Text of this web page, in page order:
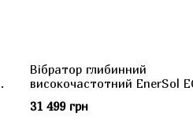
Вібратор глибинний
високочастотний EnerSol
31 499 грн